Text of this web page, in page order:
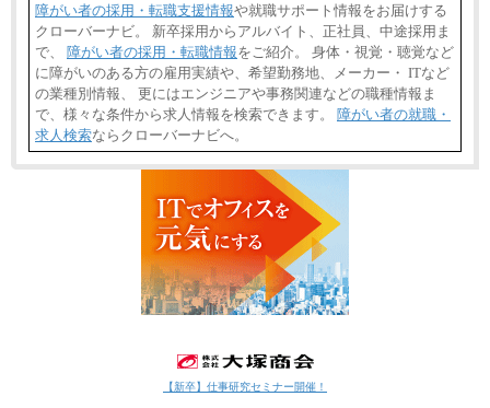
障がい者の採用・転職支援情報や就職サポート情報をお届けする
クローバーナビ。 新卒採用からアルバイト、正社員、中途採用ま
で、 障がい者の採用・転職情報をご紹介。 身体・視覚・聴覚など
に障がいのある方の雇用実績や、希望勤務地、メーカー・ ITなど
の業種別情報、 更にはエンジニアや事務関連などの職種情報ま
で、様々な条件から求人情報を検索できます。 障がい者の就職・
求人検索ならクローバーナビへ。
【新卒】仕事研究セミナー開催！